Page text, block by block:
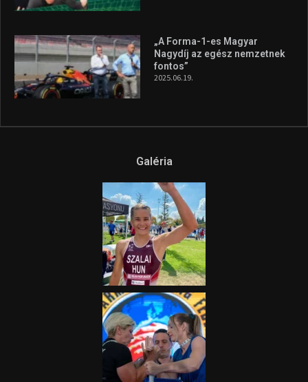
„A Forma-1-es Magyar
Nagydíj az egész nemzetnek
fontos”
2025.06.19.
Galéria